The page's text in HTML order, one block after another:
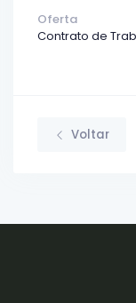
Oferta
Contrato de
Voltar